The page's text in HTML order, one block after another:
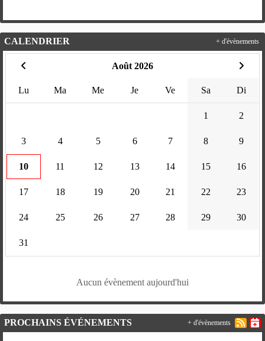
CALENDRIER
Août 2026
Lu Ma Me Je Ve Sa Di
1 2
3 4 5 6 7 8 9
10 11 12 13 14 15 16
17 18 19 20 21 22 23
24 25 26 27 28 29 30
31
Aucun évènement aujourd'hui
+ d'évènements
PROCHAINS ÉVÉNEMENTS + d'évènements